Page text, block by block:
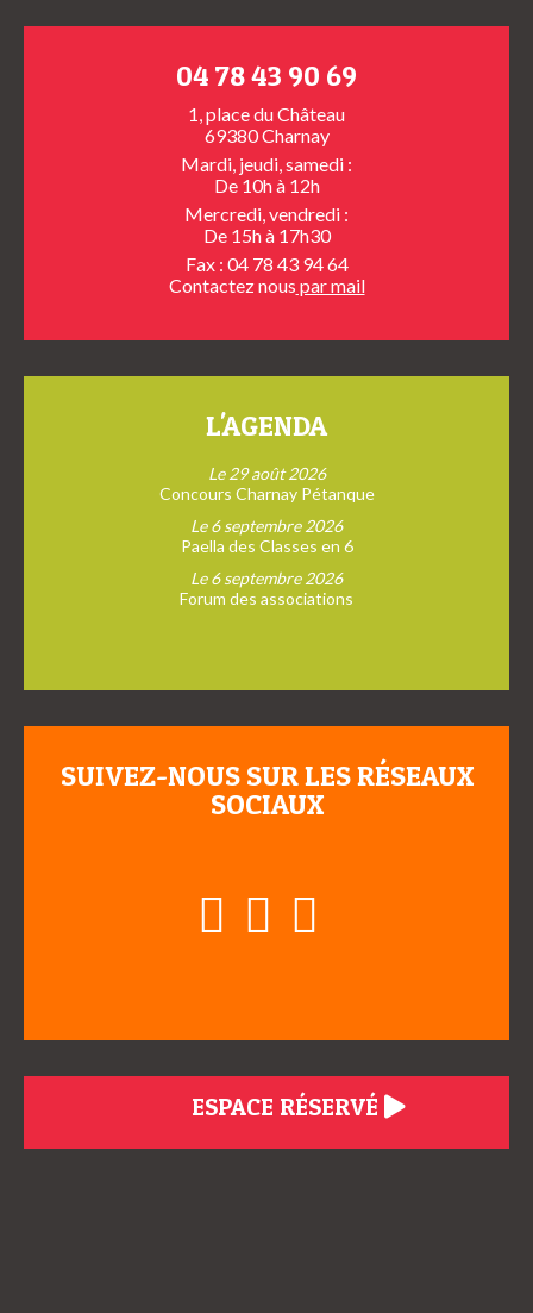
04 78 43 90 69
1, place du Château
69380 Charnay
Mardi, jeudi, samedi :
De 10h à 12h
Mercredi, vendredi :
De 15h à 17h30
Fax : 04 78 43 94 64
Contactez nous par mail
L'AGENDA
Le 29 août 2026
Concours Charnay Pétanque
Le 6 septembre 2026
Paella des Classes en 6
Le 6 septembre 2026
Forum des associations
SUIVEZ-NOUS SUR LES RÉSEAUX
SOCIAUX
ESPACE RÉSERVÉ